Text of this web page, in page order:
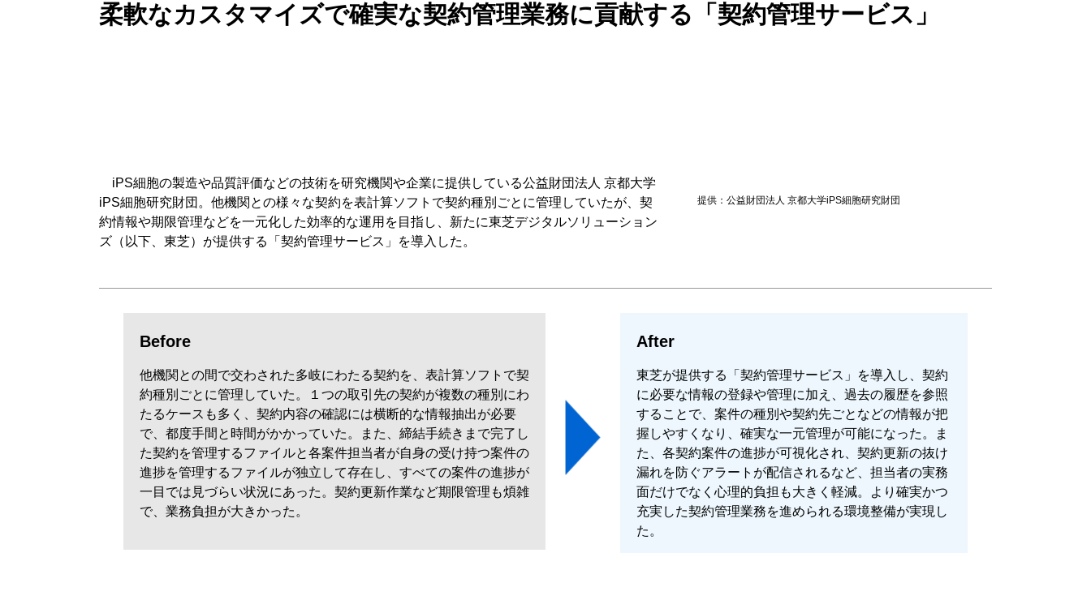
柔軟なカスタマイズで確実な契約管理業務に貢献する「契約管理サービス」
iPS細胞の製造や品質評価などの技術を研究機関や企業に提供している公益財団法人 京都大学
iPS細胞研究財団。他機関との様々な契約を表計算ソフトで契約種別ごとに管理していたが、契
約情報や期限管理などを一元化した効率的な運用を目指し、新たに東芝デジタルソリューション
ズ（以下、東芝）が提供する「契約管理サービス」を導入した。
提供：公益財団法人 京都大学iPS細胞研究財団
Before
他機関との間で交わされた多岐にわたる契約を、表計算ソフトで契
約種別ごとに管理していた。１つの取引先の契約が複数の種別にわ
たるケースも多く、契約内容の確認には横断的な情報抽出が必要
で、都度手間と時間がかかっていた。また、締結手続きまで完了し
た契約を管理するファイルと各案件担当者が自身の受け持つ案件の
進捗を管理するファイルが独立して存在し、すべての案件の進捗が
一目では見づらい状況にあった。契約更新作業など期限管理も煩雑
で、業務負担が大きかった。
After
東芝が提供する「契約管理サービス」を導入し、契約
に必要な情報の登録や管理に加え、過去の履歴を参照
することで、案件の種別や契約先ごとなどの情報が把
握しやすくなり、確実な一元管理が可能になった。ま
た、各契約案件の進捗が可視化され、契約更新の抜け
漏れを防ぐアラートが配信されるなど、担当者の実務
面だけでなく心理的負担も大きく軽減。より確実かつ
充実した契約管理業務を進められる環境整備が実現し
た。